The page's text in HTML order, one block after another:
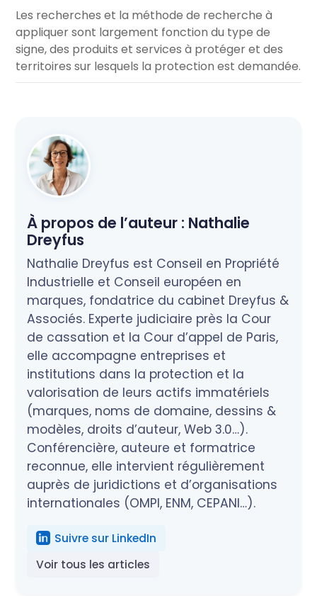
Les recherches et la méthode de recherche à
appliquer sont largement fonction du type de
signe, des produits et services à protéger et des
territoires sur lesquels la protection est demandée.
À propos de l’auteur : Nathalie
Dreyfus
Nathalie Dreyfus est Conseil en Propriété
Industrielle et Conseil européen en
marques, fondatrice du cabinet Dreyfus &
Associés. Experte judiciaire près la Cour
de cassation et la Cour d’appel de Paris,
elle accompagne entreprises et
institutions dans la protection et la
valorisation de leurs actifs immatériels
(marques, noms de domaine, dessins &
modèles, droits d’auteur, Web 3.0…).
Conférencière, auteure et formatrice
reconnue, elle intervient régulièrement
auprès de juridictions et d’organisations
internationales (OMPI, ENM, CEPANI…).
Suivre sur LinkedIn
Voir tous les articles